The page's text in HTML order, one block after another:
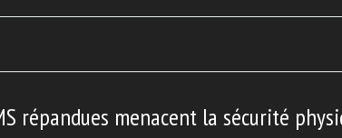
répandues menacent la sécurité